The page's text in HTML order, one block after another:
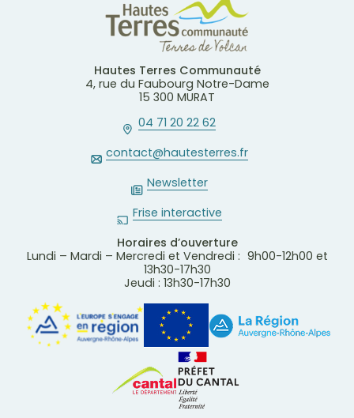
Hautes Terres Communauté
4, rue du Faubourg Notre-Dame
15 300 MURAT
04 71 20 22 62
contact@hautesterres.fr
Newsletter
Frise interactive
Horaires d’ouverture
Lundi – Mardi – Mercredi et Vendredi : 9h00-12h00 et
13h30-17h30
Jeudi : 13h30-17h30